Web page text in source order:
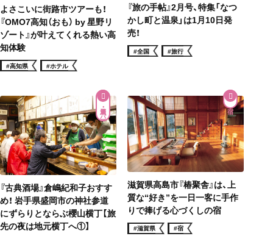
よさこいに街路市ツアーも！
『OMO7高知（おも） by 星野リ
ゾート』が叶えてくれる熱い高
知体験
#高知県 #ホテル
『旅の手帖』2月号、特集「なつ
かし町と温泉」は1月10日発
売！
#全国 #旅行
居酒屋・バー
『古典酒場』倉嶋紀和子おすす
め！ 岩手県盛岡市の神社参道
にずらりとならぶ櫻山横丁【旅
先の夜は地元横丁へ①】
滋賀県高島市『椿聚舎』は、上
質な“好き”を一日一客に手作
りで捧げる心づくしの宿
#滋賀県 #宿